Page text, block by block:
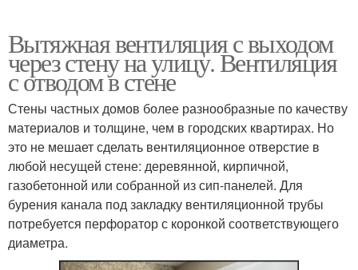
Вытяжная вентиляция с выходом
через стену на улицу. Вентиляция
с отводом в стене
Стены частных домов более разнообразные по качеству
материалов и толщине, чем в городских квартирах. Но
это не мешает сделать вентиляционное отверстие в
любой несущей стене: деревянной, кирпичной,
газобетонной или собранной из сип-панелей. Для
бурения канала под закладку вентиляционной трубы
потребуется перфоратор с коронкой соответствующего
диаметра.